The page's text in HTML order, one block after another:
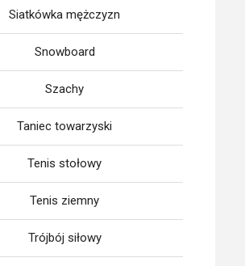
Siatkówka mężczyzn
Snowboard
Szachy
Taniec towarzyski
Tenis stołowy
Tenis ziemny
Trójbój siłowy